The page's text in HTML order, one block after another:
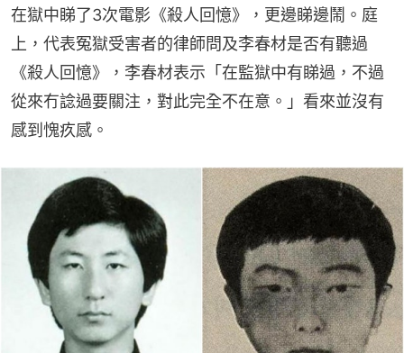
在獄中睇了3次電影《殺人回憶》，更邊睇邊鬧。庭
上，代表冤獄受害者的律師問及李春材是否有聽過
《殺人回憶》，李春材表示「在監獄中有睇過，不過
從來冇諗過要關注，對此完全不在意。」看來並沒有
感到愧疚感。